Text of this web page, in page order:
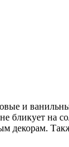
и
бликует на
декорам.